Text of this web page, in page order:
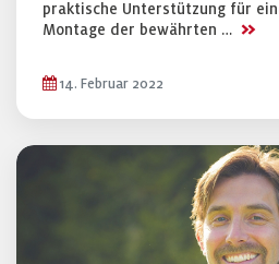
praktische Unterstützung für
Montage der bewährten … >>
14. Februar 2022